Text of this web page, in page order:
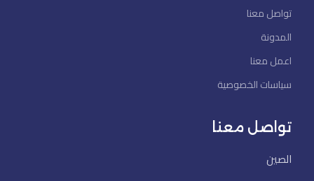
تواصل معنا
المدونة
اعمل معنا
سياسات الخصوصية
تواصل معنا
الصين